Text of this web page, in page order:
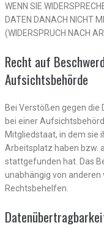
WENN SIE
DATEN DANACH NICHT
(WIDERSPRUCH NACH
Recht auf
Aufsichtsbehörde
Bei Verstößen gegen die
bei einer
Mitgliedstaat, in dem sie
Arbeitsplatz haben bzw.
stattgefunden hat. Das
unabhängig von
Rechtsbehelfen.